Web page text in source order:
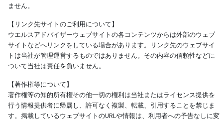
ません。
【リンク先サイトのご利用について】
ウエルスアドバイザーウェブサイトの各コンテンツからは外部のウェブ
サイトなどへリンクをしている場合があります。リンク先のウェブサイ
トは当社が管理運営するものではありません。その内容の信頼性などに
ついて当社は責任を負いません。
【著作権等について】
著作権等の知的所有権その他一切の権利は当社またはライセンス提供を
行う情報提供者に帰属し、許可なく複製、転載、引用することを禁じま
す。掲載しているウェブサイトのURLや情報は、利用者への予告なしに変